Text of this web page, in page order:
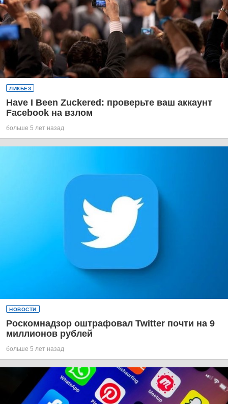
ЛИКБЕЗ
Have I Been Zuckered: проверьте ваш аккаунт
Facebook на взлом
больше 5 лет назад
НОВОСТИ
Роскомнадзор оштрафовал Twitter почти на 9
миллионов рублей
больше 5 лет назад